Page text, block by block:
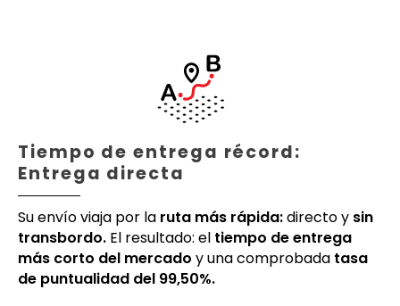
Tiempo de entrega récord:
Entrega directa
Su envío viaja por la ruta más rápida:directo y sin
transbordo. El resultado: el tiempo de entrega
más corto del mercado y una comprobada tasa
de puntualidad del 99,50%.